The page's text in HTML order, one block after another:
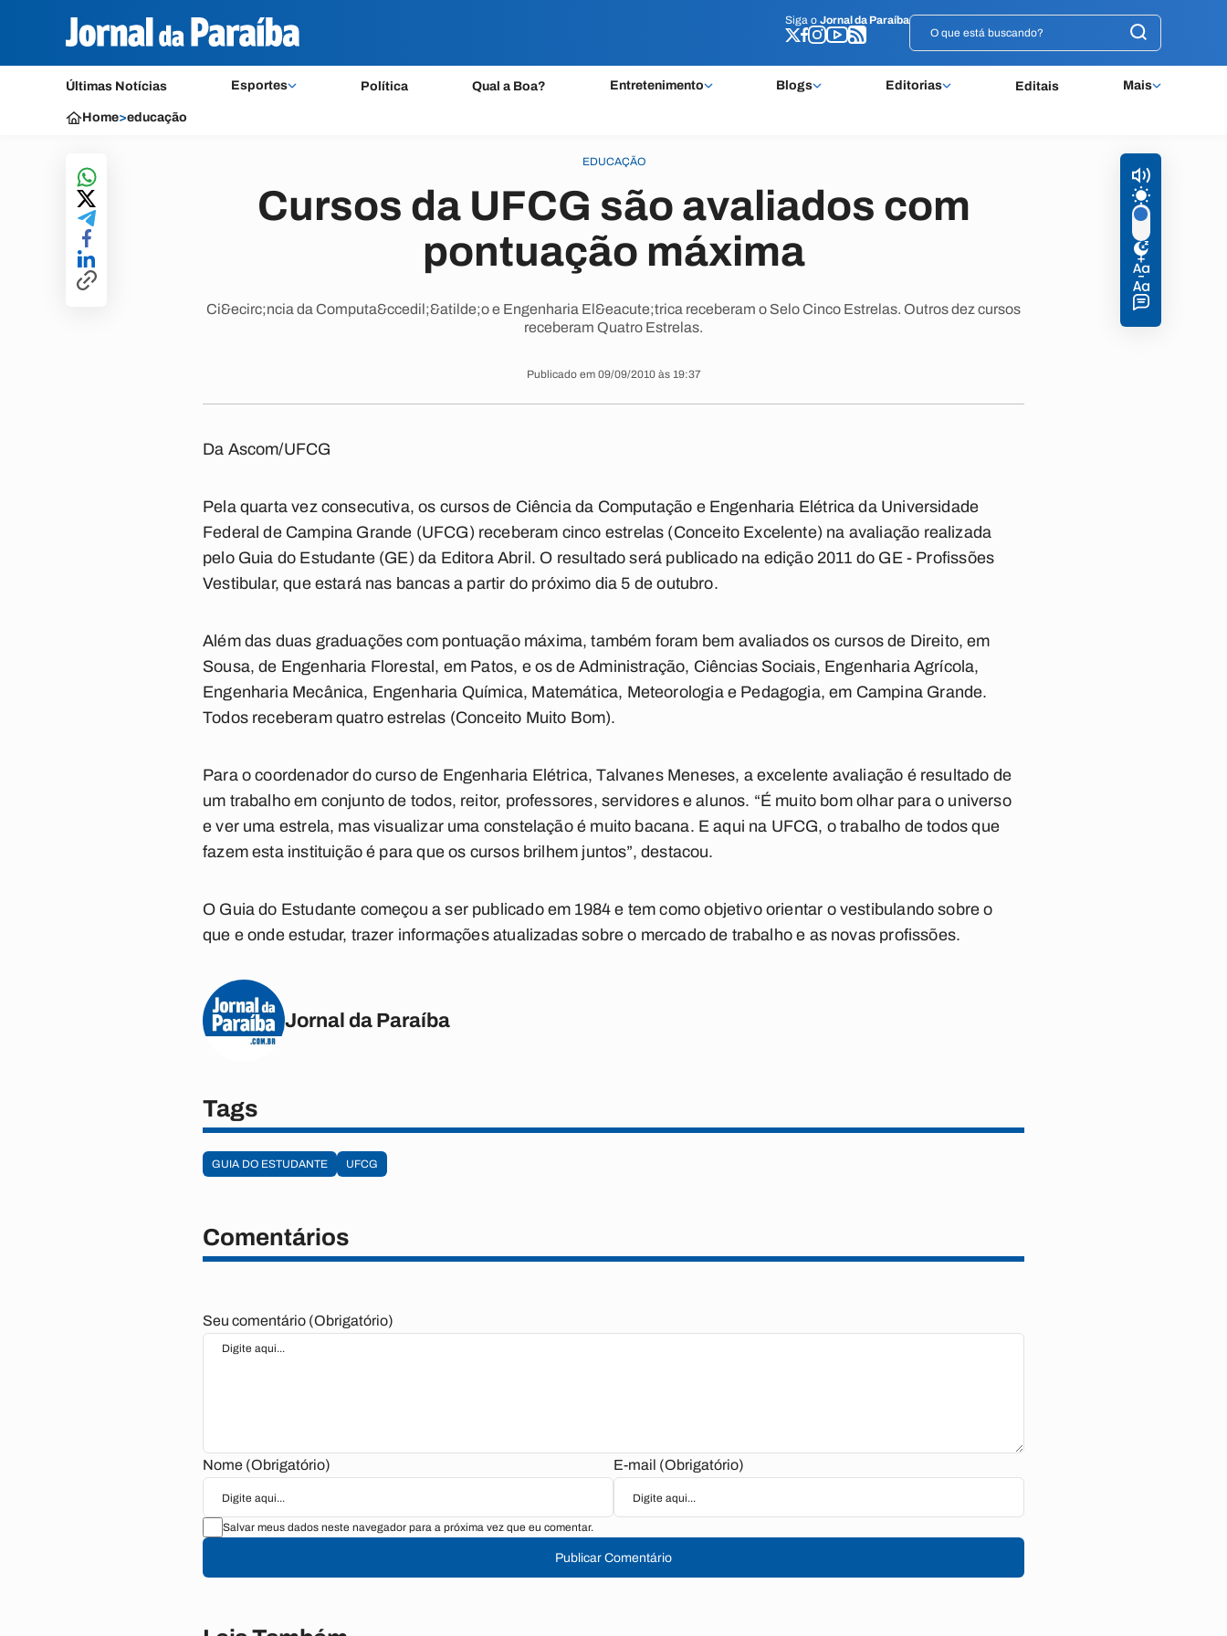
Siga o Jornal da Paraíba
Últimas Notícias Esportes Política Qual a Boa? Entretenimento Blogs Editorias Editais Mais
Siga o Jornal da Paraíba
Home>educação
EDUCAÇÃO
Cursos da UFCG são avaliados com
pontuação máxima
Ci&ecirc;ncia da Computa&ccedil;&atilde;o e Engenharia El&eacute;trica receberam o Selo Cinco Estrelas. Outros dez cursos
receberam Quatro Estrelas.
Publicado em 09/09/2010 às 19:37
Da Ascom/UFCG
Pela quarta vez consecutiva, os cursos de Ciência da Computação e Engenharia Elétrica da Universidade
Federal de Campina Grande (UFCG) receberam cinco estrelas (Conceito Excelente) na avaliação realizada
pelo Guia do Estudante (GE) da Editora Abril. O resultado será publicado na edição 2011 do GE - Profissões
Vestibular, que estará nas bancas a partir do próximo dia 5 de outubro.
Além das duas graduações com pontuação máxima, também foram bem avaliados os cursos de Direito, em
Sousa, de Engenharia Florestal, em Patos, e os de Administração, Ciências Sociais, Engenharia Agrícola,
Engenharia Mecânica, Engenharia Química, Matemática, Meteorologia e Pedagogia, em Campina Grande.
Todos receberam quatro estrelas (Conceito Muito Bom).
Para o coordenador do curso de Engenharia Elétrica, Talvanes Meneses, a excelente avaliação é resultado de
um trabalho em conjunto de todos, reitor, professores, servidores e alunos. “É muito bom olhar para o universo
e ver uma estrela, mas visualizar uma constelação é muito bacana. E aqui na UFCG, o trabalho de todos que
fazem esta instituição é para que os cursos brilhem juntos”, destacou.
O Guia do Estudante começou a ser publicado em 1984 e tem como objetivo orientar o vestibulando sobre o
que e onde estudar, trazer informações atualizadas sobre o mercado de trabalho e as novas profissões.
Jornal da Paraíba
Tags
GUIA DO ESTUDANTE UFCG
Comentários
Seu comentário (Obrigatório)
Nome (Obrigatório) E-mail (Obrigatório)
Salvar meus dados neste navegador para a próxima vez que eu comentar.
Publicar Comentário